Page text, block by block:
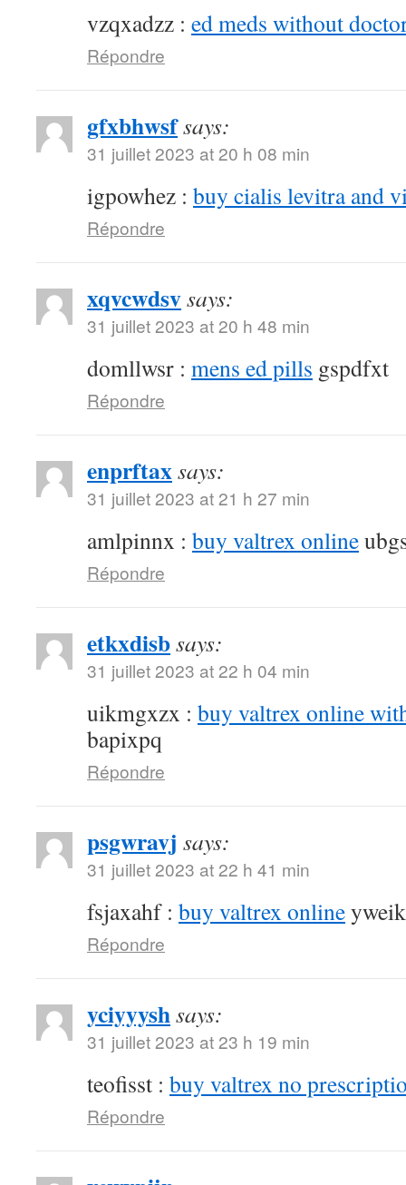
vzqxadzz : ed meds without
Répondre
gfxbhwsfsays:
31 juillet 2023 at 20 h 08 min
igpowhez : buy cialis levitra and
Répondre
xqvcwdsvsays:
31 juillet 2023 at 20 h 48 min
domllwsr : mens ed pills gspdfxt
Répondre
enprftaxsays:
31 juillet 2023 at 21 h 27 min
amlpinnx : buy valtrex online
Répondre
etkxdisbsays:
31 juillet 2023 at 22 h 04 min
uikmgxzx : buy valtrex online
bapixpq
Répondre
psgwravj says:
31 juillet 2023 at 22 h 41 min
fsjaxahf : buy valtrex online
Répondre
yciyyyshsays:
31 juillet 2023 at 23 h 19 min
teofisst : buy valtrex no
Répondre